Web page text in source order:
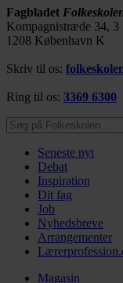
Fagbladet
Kompagnistræde 34, 3
1208 København K
Skriv til os:
Ring til os: 3369 6300
Søg på Folkeskolen…
Seneste nyt
Debat
Inspiration
Dit fag
Job
Nyhedsbreve
Arrangementer
Magasin